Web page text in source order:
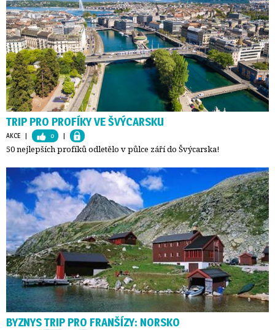
TRIP PRO PROFÍKY VE ŠVÝCARSKU
AKCE | 0 |
50 nejlepších profíků odletělo v půlce září do Švýcarska!
BYZNYS TRIP PRO FRANŠÍZY: NORSKO